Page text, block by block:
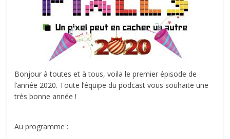
Bonjour à toutes et à tous, voila le premier épisode de
l’année 2020. Toute l’équipe du podcast vous souhaite une
très bonne année !
Au programme :